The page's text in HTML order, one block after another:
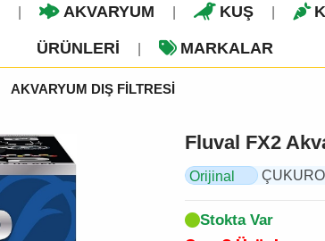
AKVARYUM KUŞ
ÜRÜNLERI MARKALAR
AKVARYUM DIŞ FİLTRESİ
Fluval FX2
Orijinal
Stokta Var